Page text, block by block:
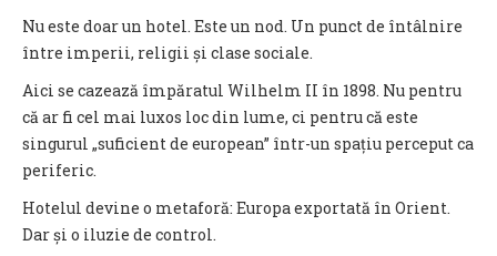
Nu este doar un hotel. Este un nod. Un punct de întâlnire
între imperii, religii și clase sociale.
Aici se cazează împăratul Wilhelm II în 1898. Nu pentru
că ar fi cel mai luxos loc din lume, ci pentru că este
singurul „suficient de european” într-un spațiu perceput ca
periferic.
Hotelul devine o metaforă: Europa exportată în Orient.
Dar și o iluzie de control.